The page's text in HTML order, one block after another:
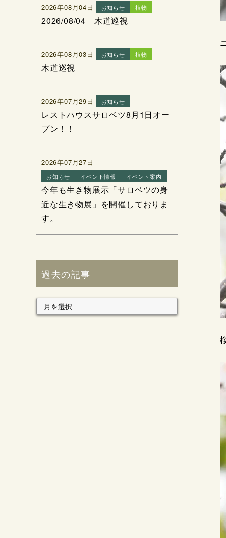
2026年08月04日 お知らせ 植物
2026/08/04 木道巡視
2026年08月03日 お知らせ 植物
木道巡視
2026年07月29日 お知らせ
レストハウスサロベツ8月1日オー
プン！！
2026年07月27日
お知らせ イベント情報 イベント案内
今年も生き物展示「サロベツの身
近な生き物展」を開催しておりま
す。
過去の記事